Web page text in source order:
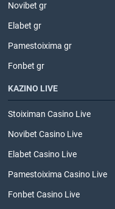
Novibet gr
Elabet gr
Pamestoixima gr
Fonbet gr
ΚΑΖΙΝΟ LIVE
Stoiximan Casino Live
Novibet Casino Live
Elabet Casino Live
Pamestoixima Casino Live
Fonbet Casino Live